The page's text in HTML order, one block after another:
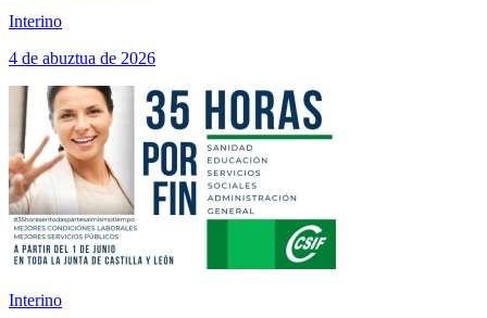
Interino
4 de abuztua de 2026
Interino